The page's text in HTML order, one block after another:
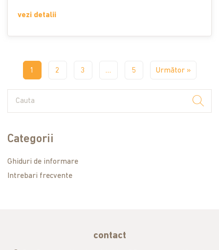
vezi detalii
1 2 3 … 5 Următor »
Categorii
Ghiduri de informare
Intrebari frecvente
contact